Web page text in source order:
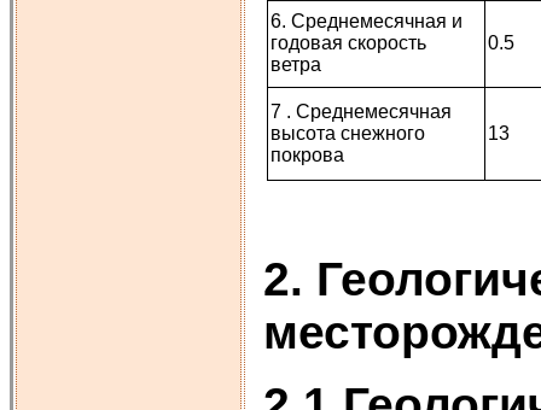
6. Среднемесячная и
годовая скорость
ветра
0.5
7 . Среднемесячная
высота снежного
покрова
13
2.